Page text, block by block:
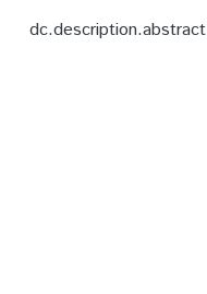
dc.description.abstract